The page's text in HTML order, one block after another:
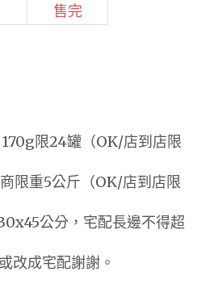
售完
限24罐（OK/店到店限
限重5公斤（OK/店到店限
公分，宅配長邊不得超
改成宅配謝謝。